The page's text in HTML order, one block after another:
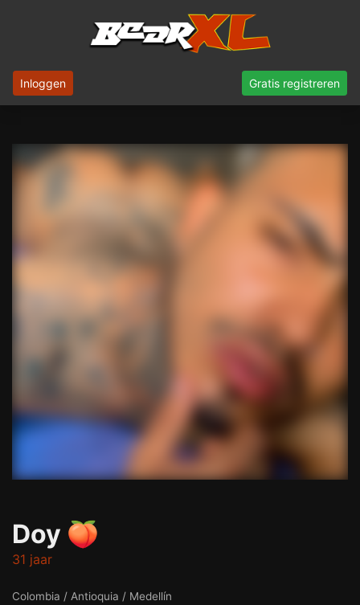
Inloggen Gratis registreren
Doy 🍑
31 jaar
Colombia / Antioquia / Medellín